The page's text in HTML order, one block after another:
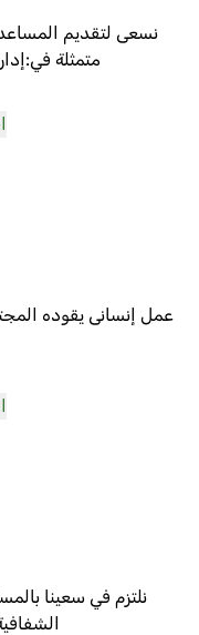
نسعى لتقديم
متمثلة
عمل إنسانى يقوده
نلتزم في سعينا